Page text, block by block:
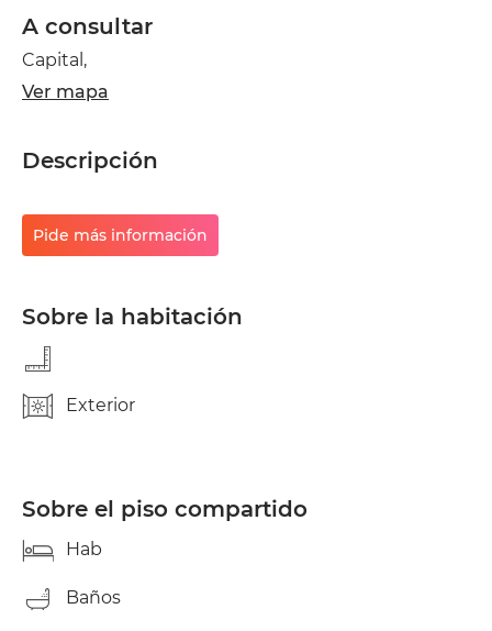
A consultar
Capital,
Ver mapa
Descripción
Pide más información
Sobre la habitación
Exterior
Sobre el piso compartido
Hab
Baños